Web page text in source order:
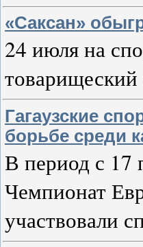
«Саксан»
24 июля на
Гагаузские
борьбе среди
В период с
Чемпионат
участвовали